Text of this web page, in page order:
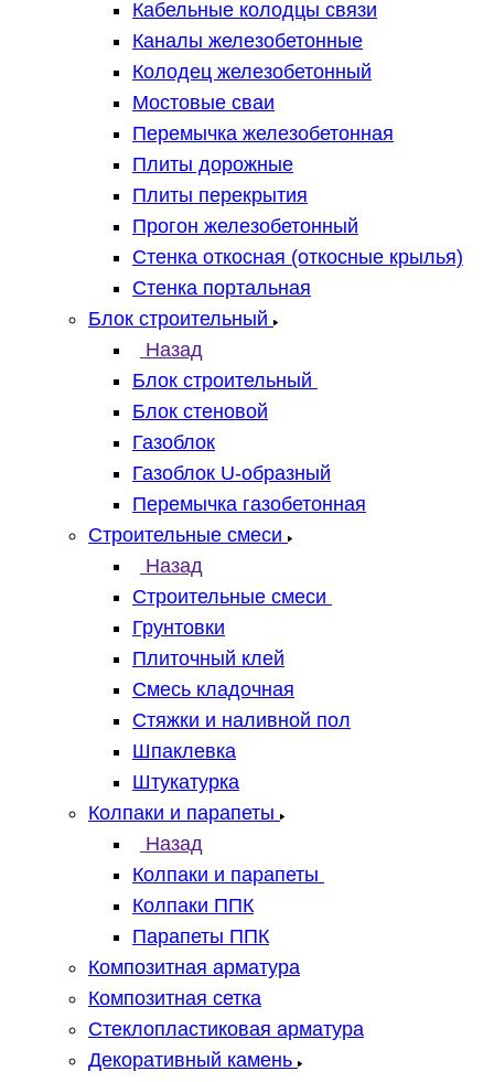
Кабельные колодцы связи
Каналы железобетонные
Колодец железобетонный
Мостовые сваи
Перемычка железобетонная
Плиты дорожные
Плиты перекрытия
Прогон железобетонный
Стенка откосная (откосные крылья)
Стенка портальная
Блок строительный
Назад
Блок строительный
Блок стеновой
Газоблок
Газоблок U-образный
Перемычка газобетонная
Строительные смеси
Назад
Строительные смеси
Грунтовки
Плиточный клей
Смесь кладочная
Стяжки и наливной пол
Шпаклевка
Штукатурка
Колпаки и парапеты
Назад
Колпаки и парапеты
Колпаки ППК
Парапеты ППК
Композитная арматура
Композитная сетка
Стеклопластиковая арматура
Декоративный камень